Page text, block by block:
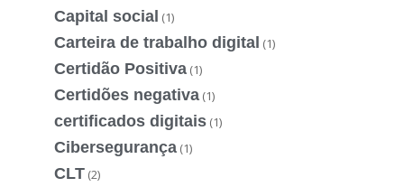
Capital social (1)
Carteira de trabalho digital (1)
Certidão Positiva (1)
Certidões negativa (1)
certificados digitais (1)
Cibersegurança (1)
CLT (2)